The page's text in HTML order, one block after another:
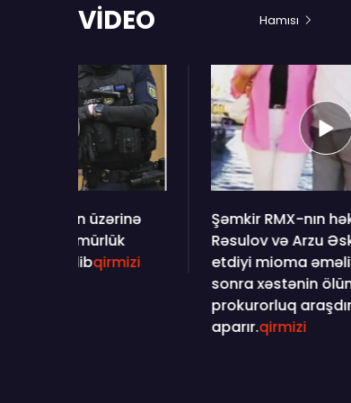
VİDEO Hamısı
Şəmkir RMX-nın həkimi Ceyhun
Rəsulov və Arzu Əskərovanın
etdiyi mioma əməliyyatından
sonra xəstənin ölümü ilə bağlı
prokurorluq araşdırma